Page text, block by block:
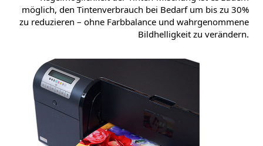
möglich, den Tintenverbrauch bei Bedarf um bis zu 30%
zu reduzieren – ohne Farbbalance und wahrgenommene
Bildhelligkeit zu verändern.